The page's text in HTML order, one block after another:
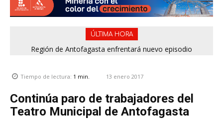
ÚLTIMA HORA
Región de Antofagasta enfrentará nuevo episodio
Tiempo de lectura: 1 min. 13 enero 2017
Continúa paro de trabajadores del
Teatro Municipal de Antofagasta